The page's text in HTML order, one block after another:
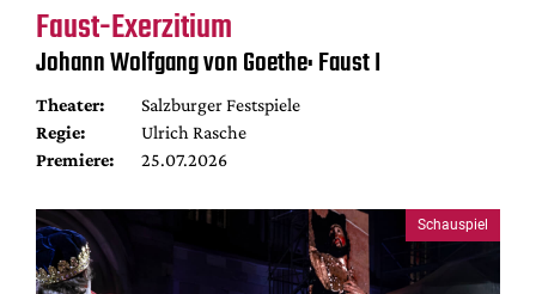
Faust-Exerzitium
Johann Wolfgang von Goethe: Faust I
Theater:
Salzburger Festspiele
Regie:
Ulrich Rasche
Premiere:
25.07.2026
Schauspiel